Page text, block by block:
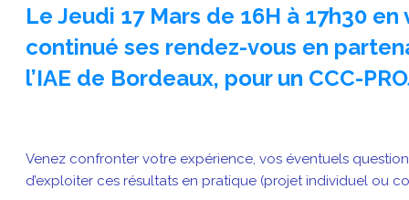
Le Jeudi 17 Mars de 16H à 17h30
continué ses rendez-vous en
l’IAE de Bordeaux, pour un CCC-
Venez confronter votre expérience, vos éventuels
d’exploiter ces résultats en pratique (projet individuel ou